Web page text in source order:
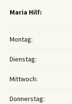
Maria Hilf:
Montag:
Dienstag:
Mittwoch:
Donnerstag: